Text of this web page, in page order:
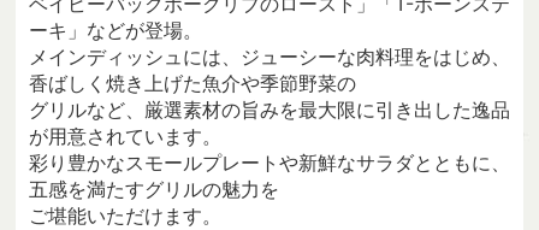
ーキ」などが登場。
メインディッシュには、ジューシーな肉料理をはじめ、
香ばしく焼き上げた魚介や季節野菜の
グリルなど、厳選素材の旨みを最大限に引き出した逸品
が用意されています。
彩り豊かなスモールプレートや新鮮なサラダとともに、
五感を満たすグリルの魅力を
ご堪能いただけます。